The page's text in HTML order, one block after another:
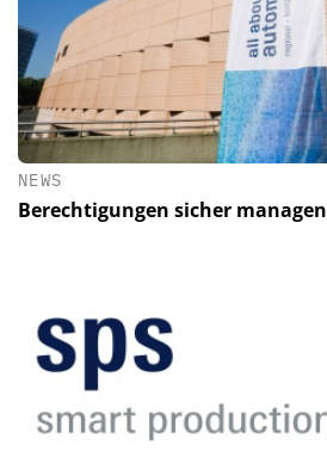
NEWS
Berechtigungen sicher managen